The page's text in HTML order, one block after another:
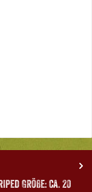
Größe: ca. 20